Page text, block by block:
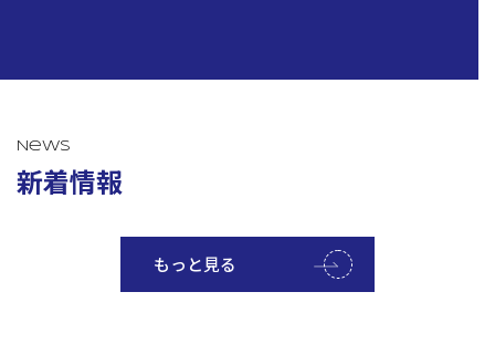
News
新着情報
もっと見る